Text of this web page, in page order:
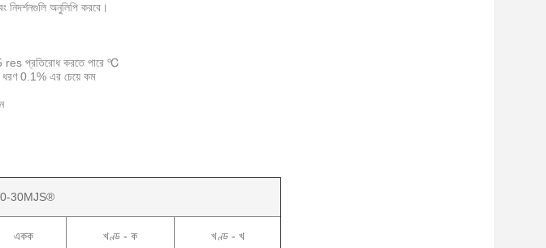
নিদর্শনগুলি অনুলিপি করবে।
res প্রতিরোধ করতে পারে ℃
ধরণ 0.1% এর চেয়ে কম
30MJS®
একক খণ্ড - ক খণ্ড - খ